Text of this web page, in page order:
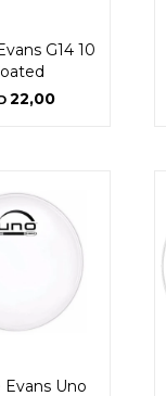
G14 10
22,00
Evans Uno